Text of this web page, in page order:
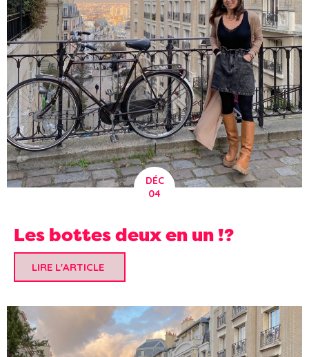
DÉC
04
Les bottes deux en un !?
LIRE L'ARTICLE